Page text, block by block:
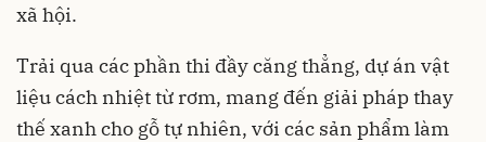
xã hội.
Trải qua các phần thi đầy căng thẳng, dự án vật
liệu cách nhiệt từ rơm, mang đến giải pháp thay
thế xanh cho gỗ tự nhiên, với các sản phẩm làm